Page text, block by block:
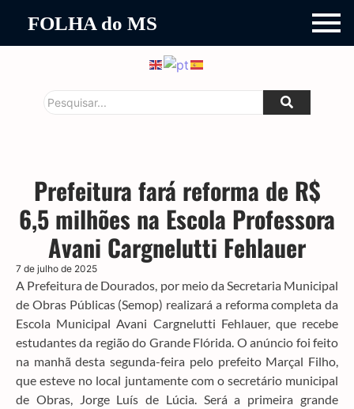
FOLHA do MS
Prefeitura fará reforma de R$
6,5 milhões na Escola Professora
Avani Cargnelutti Fehlauer
7 de julho de 2025
A Prefeitura de Dourados, por meio da Secretaria Municipal
de Obras Públicas (Semop) realizará a reforma completa da
Escola Municipal Avani Cargnelutti Fehlauer, que recebe
estudantes da região do Grande Flórida. O anúncio foi feito
na manhã desta segunda-feira pelo prefeito Marçal Filho,
que esteve no local juntamente com o secretário municipal
de Obras, Jorge Luís de Lúcia. Será a primeira grande